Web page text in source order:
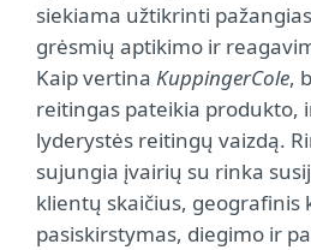
siekiama užtikrinti
grėsmių aptikimo ir
Kaip vertina KuppingerCole,
reitingas pateikia produkto,
lyderystės reitingų vaizdą.
sujungia įvairių su rinka
klientų skaičius, geografinis
pasiskirstymas, diegimo ir